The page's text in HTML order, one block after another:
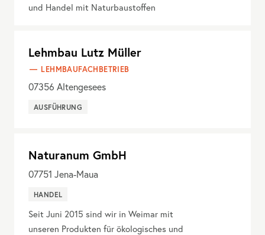
und Handel mit Naturbaustoffen
Lehmbau Lutz Müller
LEHMBAUFACHBETRIEB
07356 Altengesees
AUSFÜHRUNG
Naturanum GmbH
07751 Jena-Maua
HANDEL
Seit Juni 2015 sind wir in Weimar mit
unseren Produkten für ökologisches und